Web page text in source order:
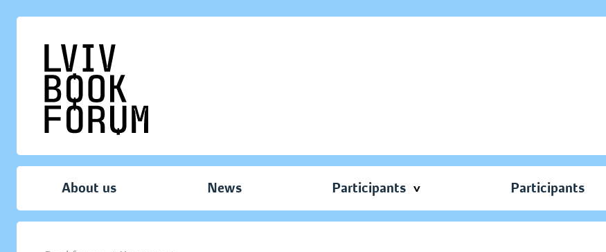
About us News Participants Participants